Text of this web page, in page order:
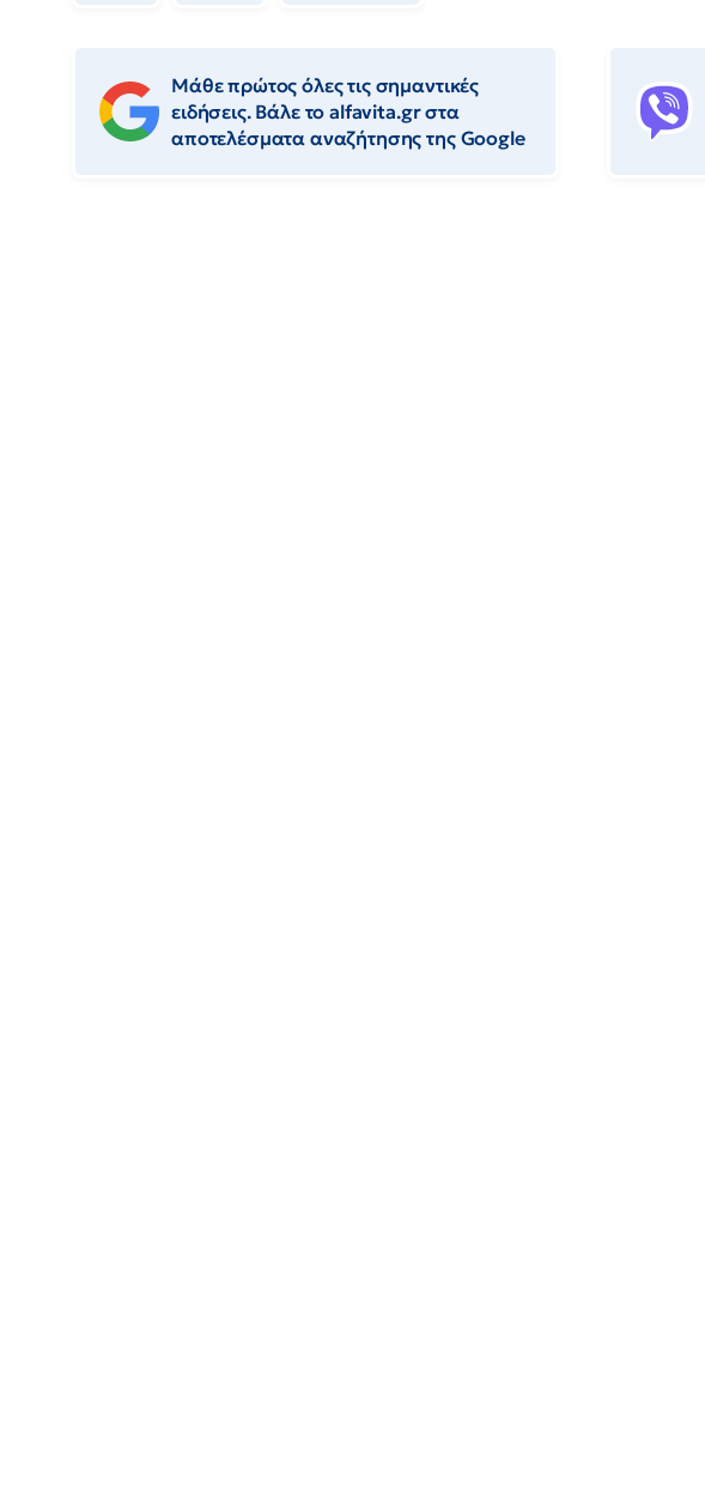
Μάθε πρώτος όλες τις σημαντικές
ειδήσεις. Βάλε το alfavita.gr στα
αποτελέσματα αναζήτησης της Google